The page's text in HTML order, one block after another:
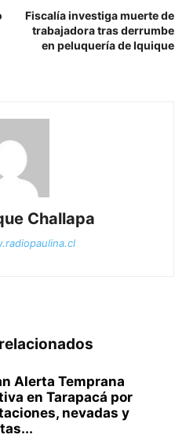
Fiscalía investiga muerte de
trabajadora tras derrumbe
en peluquería de Iquique
Challapa
Alerta Temprana
en Tarapacá por
nevadas y